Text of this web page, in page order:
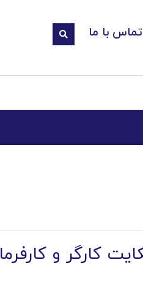
تماس با ما
کارگر و کارفرما